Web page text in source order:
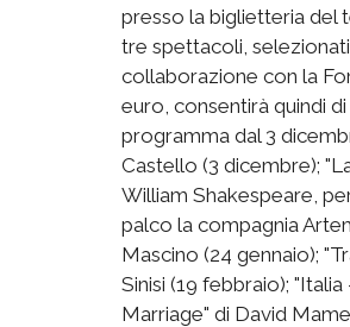
presso la biglietteria del
tre spettacoli,
collaborazione con la
euro, consentirà quindi
programma dal 3
Castello (3 dicembre);
William Shakespeare,
palco la compagnia
Mascino (24 gennaio);
Sinisi (19 febbraio);
Marriage" di David